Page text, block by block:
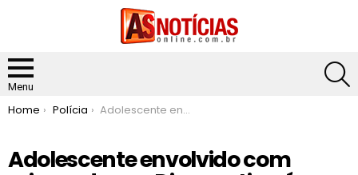
Menu
You are here:
Home Polícia Adolescente envolvido com crimes da rua Diamantina é apreendido com arma na avenida Li Guerra em Itabira
Adolescente envolvido com